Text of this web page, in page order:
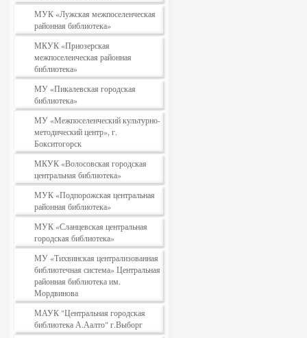
МУК «Лужская межпоселенческая
районная библиотека»
МКУК «Приозерская
межпоселенческая районная
библиотека»
МУ «Пикалевская городская
библиотека»
МУ «Межпоселенческий культурно-
методический центр», г.
Бокситогорск
МКУК «Волосовская городская
центральная библиотека»
МУК «Подпорожская центральная
районная библиотека»
МУК «Сланцевская центральная
городская библиотека»
МУ «Тихвинская централизованная
библиотечная система» Центральная
районная библиотека им.
Мордвинова
МАУК "Центральная городская
библиотека А.Аалто" г.Выборг